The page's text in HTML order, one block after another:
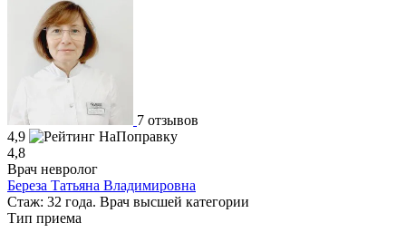
7 отзывов
4,9
4,8
Врач невролог
Береза Татьяна Владимировна
Стаж: 32 года. Врач высшей категории
Тип приема